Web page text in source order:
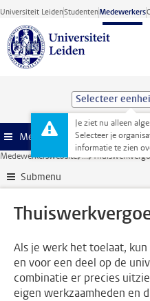
Ga direct naar de inhoud
Universiteit LeidenStudentenMedewerkers
Selecteer
Je ziet nu alleen
Selecteer je
informatie te zien
Menu
Medewerkerswebsite ...
Submenu
Als je werk het toelaat,
en voor een deel op de
combinatie er precies
eigen werkzaamheden en